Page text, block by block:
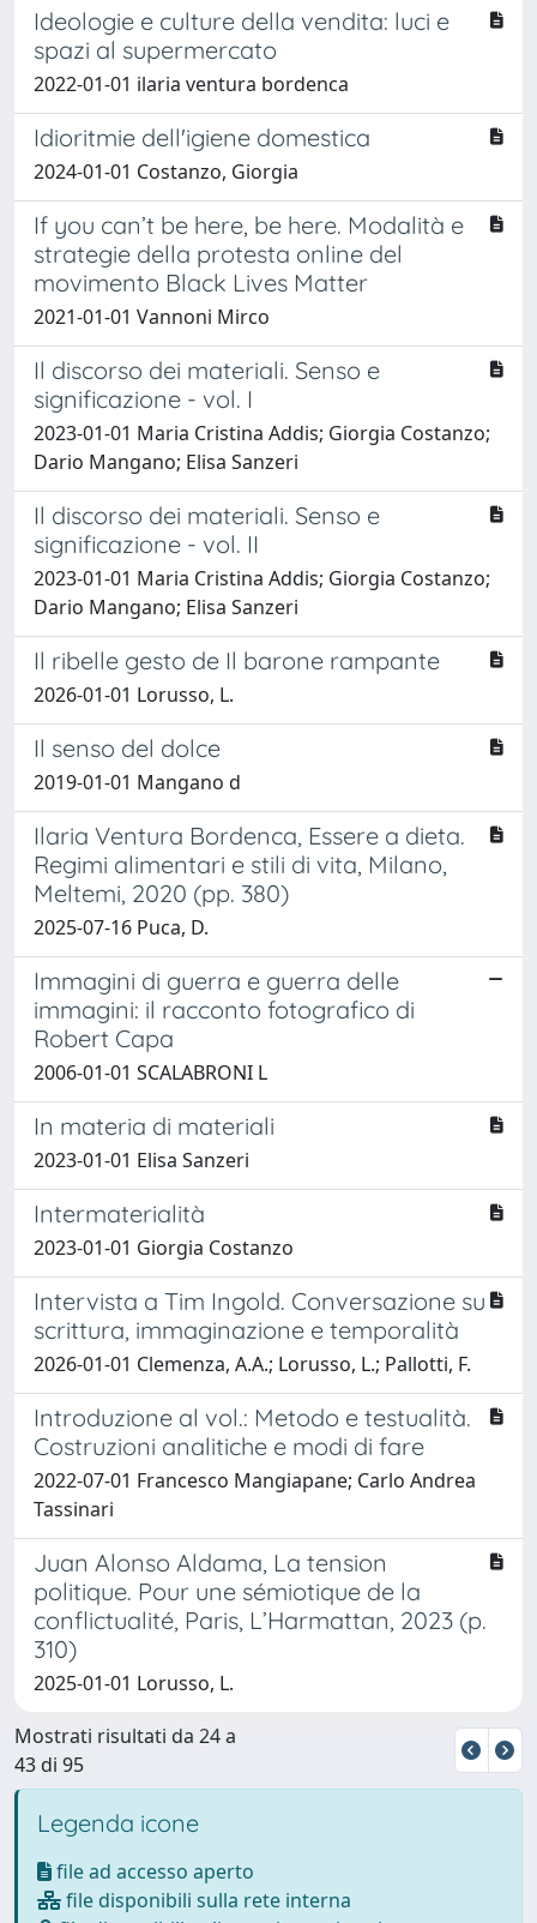
Ideologie e culture della vendita: luci e
spazi al supermercato
2022-01-01 ilaria ventura bordenca
Idioritmie dell'igiene domestica
2024-01-01 Costanzo, Giorgia
If you can’t be here, be here. Modalità e
strategie della protesta online del
movimento Black Lives Matter
2021-01-01 Vannoni Mirco
Il discorso dei materiali. Senso e
significazione - vol. I
2023-01-01 Maria Cristina Addis; Giorgia Costanzo;
Dario Mangano; Elisa Sanzeri
Il discorso dei materiali. Senso e
significazione - vol. II
2023-01-01 Maria Cristina Addis; Giorgia Costanzo;
Dario Mangano; Elisa Sanzeri
Il ribelle gesto de Il barone rampante
2026-01-01 Lorusso, L.
Il senso del dolce
2019-01-01 Mangano d
Ilaria Ventura Bordenca, Essere a dieta.
Regimi alimentari e stili di vita, Milano,
Meltemi, 2020 (pp. 380)
2025-07-16 Puca, D.
Immagini di guerra e guerra delle
immagini: il racconto fotografico di
Robert Capa
2006-01-01 SCALABRONI L
In materia di materiali
2023-01-01 Elisa Sanzeri
Intermaterialità
2023-01-01 Giorgia Costanzo
Intervista a Tim Ingold. Conversazione su
scrittura, immaginazione e temporalità
2026-01-01 Clemenza, A.A.; Lorusso, L.; Pallotti, F.
Introduzione al vol.: Metodo e testualità.
Costruzioni analitiche e modi di fare
2022-07-01 Francesco Mangiapane; Carlo Andrea
Tassinari
Juan Alonso Aldama, La tension
politique. Pour une sémiotique de la
conflictualité, Paris, L’Harmattan, 2023 (p.
310)
2025-01-01 Lorusso, L.
Mostrati risultati da 24 a
43 di 95
Legenda icone
file ad accesso aperto
file disponibili sulla rete interna